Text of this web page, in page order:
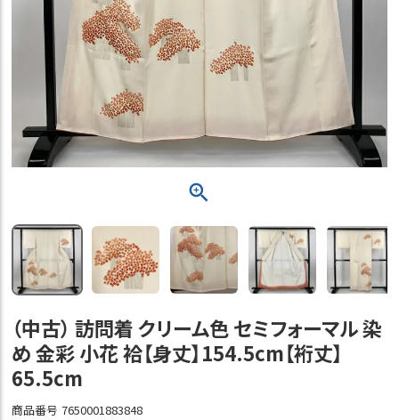
（中古） 訪問着 クリーム色 セミフォーマル 染
め 金彩 小花 袷【身丈】154.5cm【裄丈】
65.5cm
商品番号 7650001883848